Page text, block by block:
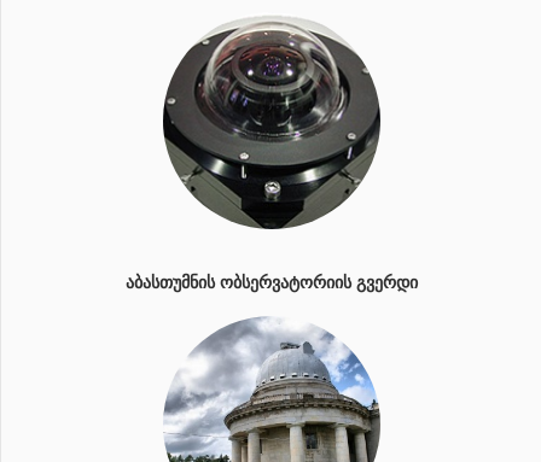
ᲐᲑᲐᲡᲗᲣᲛᲜᲘᲡ ᲝᲑᲡᲔᲠᲕᲐᲢᲝᲠᲘᲘᲡ ᲒᲕᲔᲠᲓᲘ